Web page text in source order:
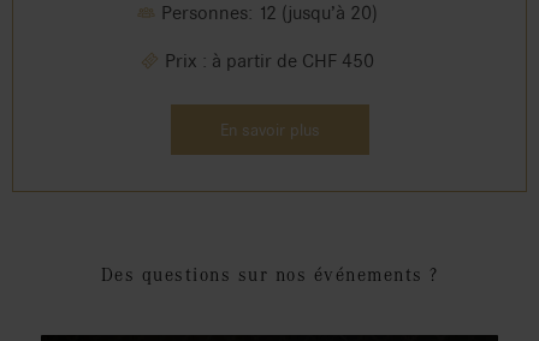
Personnes: 12 (jusqu’à 20)
Prix : à partir de CHF 450
En savoir plus
Des questions sur nos événements ?